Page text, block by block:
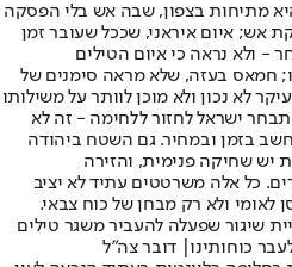
מתיחות בצפון, שבה אש בלי הפסקה
אש; איום איראני, שככל שעובר זמן
- ולא נראה כי איום הטילים
חמאס בעזה, שלא מראה סימנים של
לא נכון ולא מוכן לוותר על משילותו
ישראל לחזור ללחימה - זה לא
בזמן ובמחיר. גם השטח ביהודה
יש שחיקה פנימית, והזירה
כל אלה משרטטים עתיד לא יציב
לאומי ולא רק מבחן של כוח צבאי.
91 חיסלו חוליית שיגור שפעלה להעביר משגר טילים
כוחותינו| דובר צה"ל